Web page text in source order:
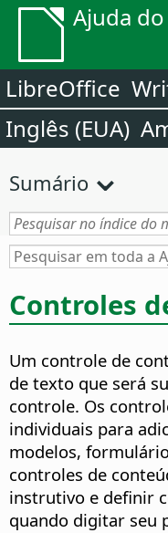
Ajuda
LibreOffice
Inglês (EUA)
Sumário
Controles
Um controle de
de texto que será
controle. Os
individuais para
modelos,
controles de
instrutivo e definir
quando digitar seu